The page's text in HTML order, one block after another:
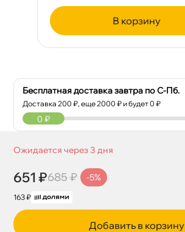
корзину
Бесплатная доставка завтра по С-Пб.
Доставка200 ₽, еще2000 ₽ и будет 0 ₽
0 ₽
Ожидается через 3 дня
651 ₽685 ₽ -5%
163 ₽
Добавить в корзину